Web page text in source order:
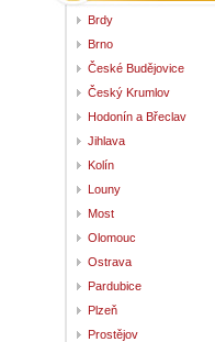
Brdy
Brno
České Budějovice
Český Krumlov
Hodonín a Břeclav
Jihlava
Kolín
Louny
Most
Olomouc
Ostrava
Pardubice
Plzeň
Prostějov